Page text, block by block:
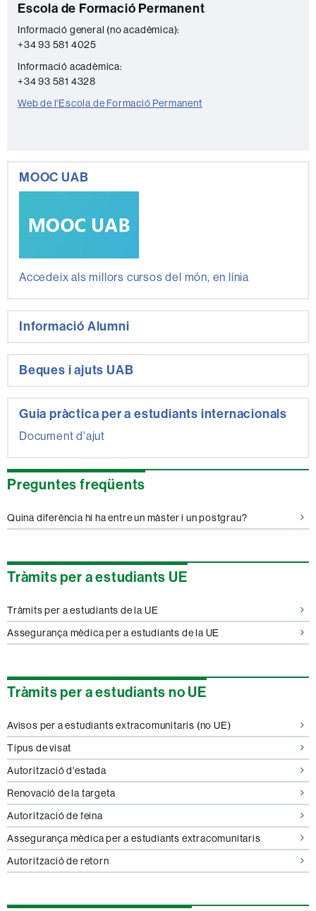
c
t
e
Escola de Formació Permanent
Informació general (no acadèmica):
+34 93 581 4025
Informació acadèmica:
+34 93 581 4328
Web de l'Escola de Formació Permanent
MOOC UAB
Accedeix als millors cursos del món, en línia
Informació Alumni
Beques i ajuts UAB
Guia pràctica per a estudiants internacionals
Document d'ajut
Preguntes freqüents
Quina diferència hi ha entre un màster i un postgrau?
Tràmits per a estudiants UE
Tràmits per a estudiants de la UE
Assegurança mèdica per a estudiants de la UE
Tràmits per a estudiants no UE
Avisos per a estudiants extracomunitaris (no UE)
Tipus de visat
Autorització d'estada
Renovació de la targeta
Autorització de feina
Assegurança mèdica per a estudiants extracomunitaris
Autorització de retorn